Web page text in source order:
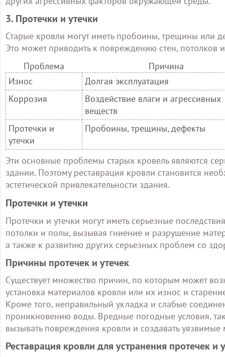
3. Протечки и утечки
Старые кровли могут иметь пробоины, трещины или
Это может приводить к повреждению стен, потолков
Проблема
Причина
Износ
Долгая эксплуатация
Коррозия
Воздействие влаги и агрессивных
веществ
Протечки и
утечки
Пробоины, трещины, дефекты
Эти основные проблемы старых кровель являются
здании. Поэтому реставрация кровли становится
эстетической привлекательности здания.
Протечки и утечки
Протечки и утечки могут иметь серьезные
потолки и полы, вызывая гниение и разрушение
а также к развитию других серьезных проблем со
Причины протечек и утечек
Существует множество причин, по которым может
установка материалов кровли или их износ и
Кроме того, неправильный укладка и слабые
проникновению воды. Вредные погодные условия,
вызывать повреждения кровли и создавать
Реставрация кровли для устранения протечек и